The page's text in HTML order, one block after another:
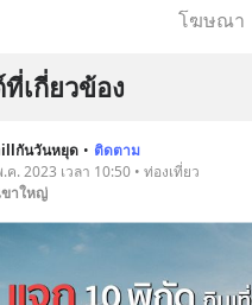
โฆษณา
เกี่ยวข้อง
กันวันหยุด • ติดตาม
ค. 2023 เวลา 10:50 • ท่องเที่ยว
ขาใหญ่